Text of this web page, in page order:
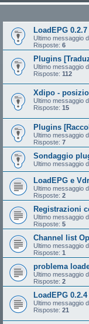
LoadEPG 0.2.7
Ultimo messaggio
Risposte: 6
Plugins
Ultimo messaggio
Risposte: 112
Xdipo -
Ultimo messaggio
Risposte: 15
Plugins
Ultimo messaggio
Risposte: 7
Sondaggio
Ultimo messaggio
LoadEPG e
Ultimo messaggio
Risposte: 2
Registrazioni
Ultimo messaggio
Risposte: 5
Channel list
Ultimo messaggio
Risposte: 1
problema
Ultimo messaggio
Risposte: 2
LoadEPG
Ultimo messaggio
Risposte: 21